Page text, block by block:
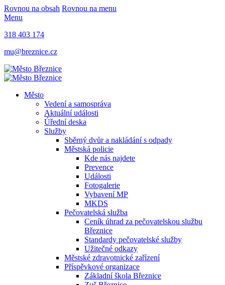
Rovnou na obsah Rovnou na menu
Menu
318 403 174
mu@breznice.cz
Město
Vedení a samospráva
Aktuální události
Úřední deska
Služby
Sběrný dvůr a nakládání s odpady
Městská policie
Kde nás najdete
Prevence
Události
Fotogalerie
Vybavení MP
MKDS
Pečovatelská služba
Ceník úhrad za pečovatelskou službu
Březnice
Standardy pečovatelské služby
Užitečné odkazy
Městské zdravotnické zařízení
Příspěvkové organizace
Základní škola Březnice